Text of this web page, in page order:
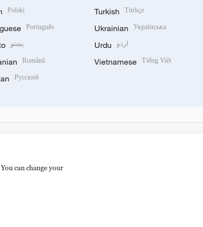
Polski
Português
پښتو
Română
Русский
Turkish Türkçe
Ukrainian Українська
Urdu اردو
Vietnamese Tiếng Việt
can change your